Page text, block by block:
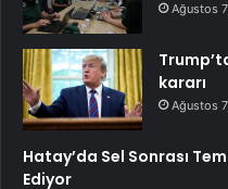
Ağustos
kararı
Ağustos
Hatay’da Sel Sonrası
Ediyor